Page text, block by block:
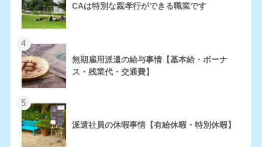
CAは特別な親孝行ができる職業です
4
無期雇用派遣の給与事情【基本給・ボーナ
ス・残業代・交通費】
5
派遣社員の休暇事情【有給休暇・特別休暇】